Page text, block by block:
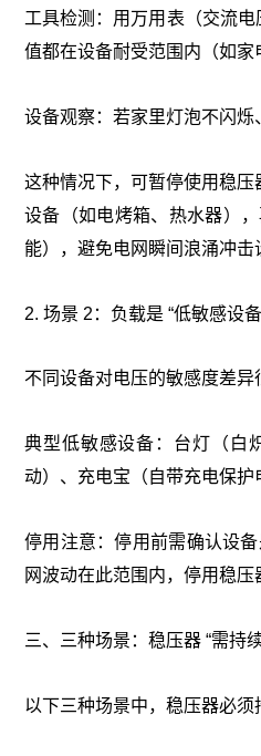
工具检测：用万用表（交流
值都在设备耐受范围内（如家
设备观察：若家里灯泡不闪烁
这种情况下，可暂停使用稳
设备（如电烤箱、热水器）
能），避免电网瞬间浪涌冲击
2. 场景 2：负载是 “低敏感设
不同设备对电压的敏感度差
典型低敏感设备：台灯（白
动）、充电宝（自带充电保护
停用注意：停用前需确认设
网波动在此范围内，停用稳
三、三种场景：稳压器 “需持
以下三种场景中，稳压器必须